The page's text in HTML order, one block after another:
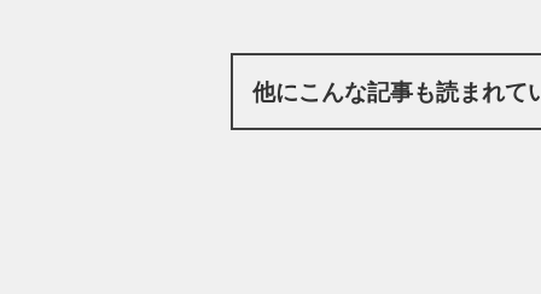
他にこんな記事も読まれて